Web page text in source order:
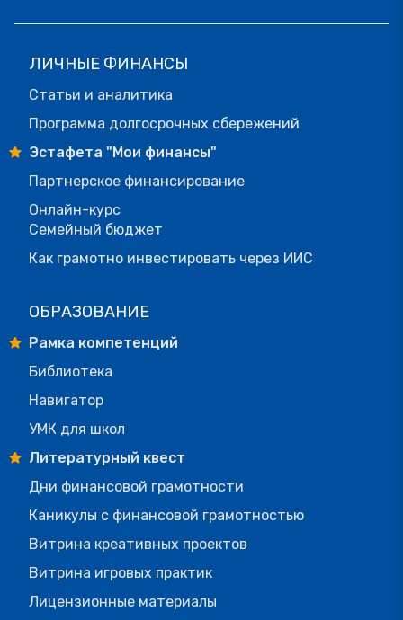
ЛИЧНЫЕ ФИНАНСЫ
Статьи и аналитика
Программа долгосрочных сбережений
Эстафета "Мои финансы"
Партнерское финансирование
Онлайн-курс
Семейный бюджет
Как грамотно инвестировать через ИИС
ОБРАЗОВАНИЕ
Рамка компетенций
Библиотека
Навигатор
УМК для школ
Литературный квест
Дни финансовой грамотности
Каникулы с финансовой грамотностью
Витрина креативных проектов
Витрина игровых практик
Лицензионные материалы